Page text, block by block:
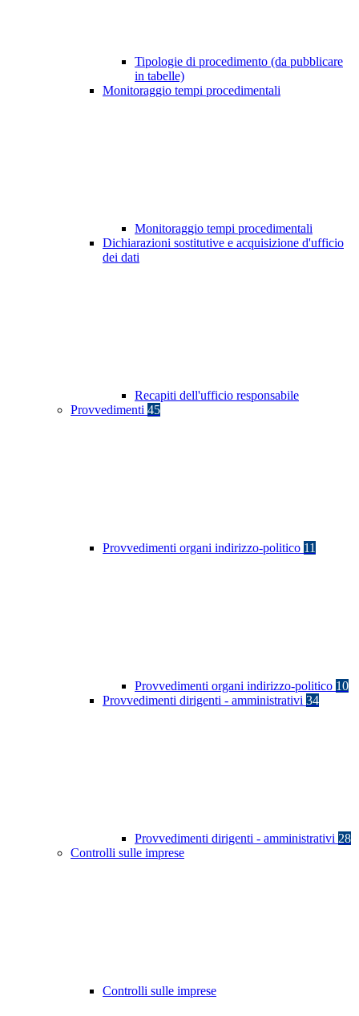
Tipologie di procedimento (da pubblicare
in tabelle)
Monitoraggio tempi procedimentali
Monitoraggio tempi procedimentali
Dichiarazioni sostitutive e acquisizione d'ufficio
dei dati
Recapiti dell'ufficio responsabile
Provvedimenti 45
Provvedimenti organi indirizzo-politico 11
Provvedimenti organi indirizzo-politico 10
Provvedimenti dirigenti - amministrativi 34
Provvedimenti dirigenti - amministrativi 28
Controlli sulle imprese
Controlli sulle imprese